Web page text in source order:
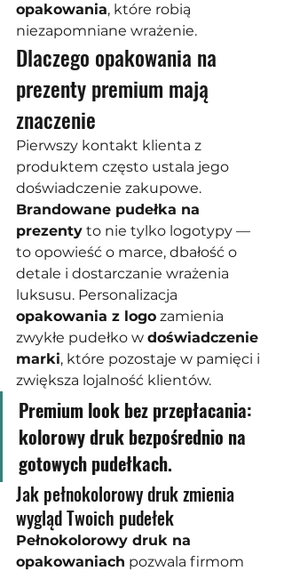
opakowania, które robią
niezapomniane wrażenie.
Dlaczego opakowania na
prezenty premium mają
znaczenie
Pierwszy kontakt klienta z
produktem często ustala jego
doświadczenie zakupowe.
Brandowane pudełka na
prezenty to nie tylko logotypy —
to opowieść o marce, dbałość o
detale i dostarczanie wrażenia
luksusu. Personalizacja
opakowania z logo zamienia
zwykłe pudełko w doświadczenie
marki, które pozostaje w pamięci i
zwiększa lojalność klientów.
Premium look bez przepłacania:
kolorowy druk bezpośrednio na
gotowych pudełkach.
Jak pełnokolorowy druk zmienia
wygląd Twoich pudełek
Pełnokolorowy druk na
opakowaniach pozwala firmom